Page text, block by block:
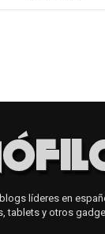
líderes en
tablets y otros